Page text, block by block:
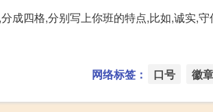
成四格,分别写上你班的特点,比如,诚实,
网络标签： 口号 徽章